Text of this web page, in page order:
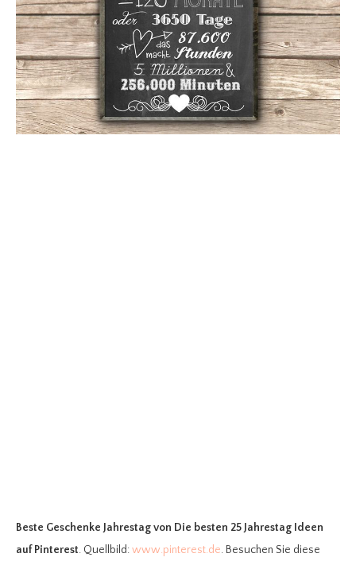
Beste Geschenke Jahrestagvon Die besten 25 Jahrestag Ideen
auf Pinterest. Quellbild:www.pinterest.de. Besuchen Sie diese